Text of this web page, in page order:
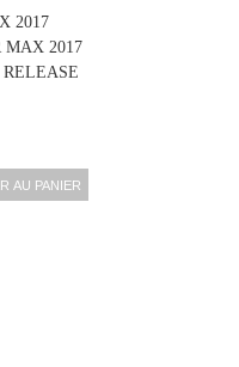
2017
MAX 2017
AU PANIER